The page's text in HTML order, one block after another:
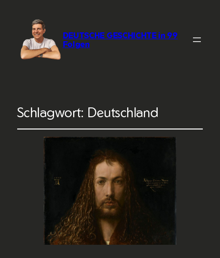
DEUTSCHE GESCHICHTE in 99
Folgen
Schlagwort: Deutschland